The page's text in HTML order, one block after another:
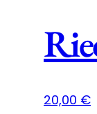
20,00 €